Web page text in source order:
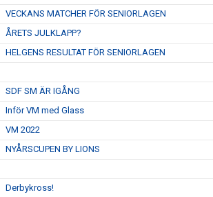
VECKANS MATCHER FÖR SENIORLAGEN
ÅRETS JULKLAPP?
HELGENS RESULTAT FÖR SENIORLAGEN
SDF SM ÄR IGÅNG
Inför VM med Glass
VM 2022
NYÅRSCUPEN BY LIONS
Derbykross!